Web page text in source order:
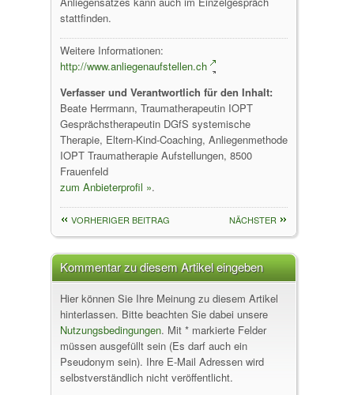
stattfinden.
Weitere Informationen:
http://www.anliegenaufstellen.ch
Verfasser und Verantwortlich für den Inhalt:
Beate Herrmann, Traumatherapeutin IOPT
Gesprächstherapeutin DGfS systemische
Therapie, Eltern-Kind-Coaching, Anliegenmethode
IOPT Traumatherapie Aufstellungen, 8500
Frauenfeld
zum Anbieterprofil ».
NÄCHSTER
VORHERIGER BEITRAG
Kommentar zu diesem Artikel eingeben
Hier können Sie Ihre Meinung zu diesem Artikel
hinterlassen. Bitte beachten Sie dabei unsere
Nutzungsbedingungen. Mit * markierte Felder
müssen ausgefüllt sein (Es darf auch ein
Pseudonym sein). Ihre E-Mail Adressen wird
selbstverständlich nicht veröffentlicht.